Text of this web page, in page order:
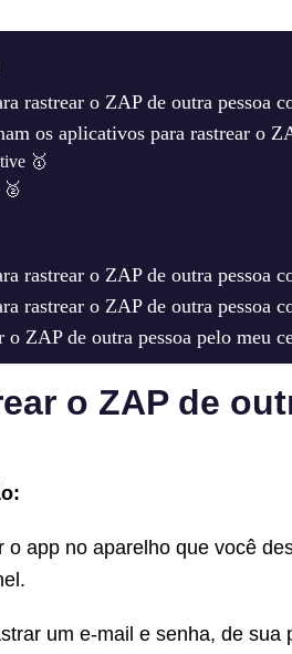
rastrear o ZAP de outra pessoa
os aplicativos para rastrear o
🥇
🥈
rastrear o ZAP de outra pessoa
rastrear o ZAP de outra pessoa
o ZAP de outra pessoa pelo meu
o ZAP de
app no aparelho que você
um e-mail e senha, de